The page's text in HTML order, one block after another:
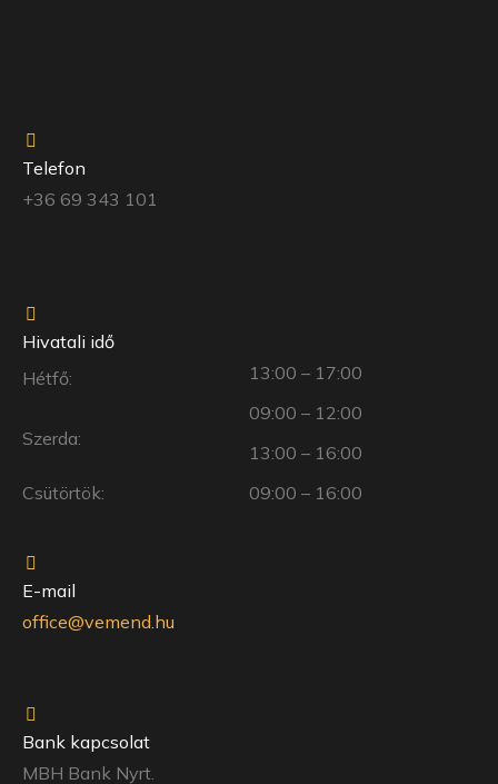
Telefon
+36 69 343 101
Hivatali idő
Hétfő:
13:00 – 17:00
Szerda:
09:00 – 12:00
13:00 – 16:00
Csütörtök:
09:00 – 16:00
E-mail
office@vemend.hu
Bank kapcsolat
MBH Bank Nyrt.